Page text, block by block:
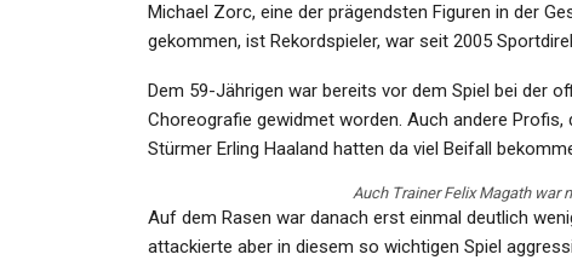
Michael Zorc, eine der prägendsten Figuren in der
gekommen, ist Rekordspieler, war seit 2005
Dem 59-Jährigen war bereits vor dem Spiel bei der
Choreografie gewidmet worden. Auch andere
Stürmer Erling Haaland hatten da viel Beifall
Auch Trainer Felix Magath war
Auf dem Rasen war danach erst einmal deutlich
attackierte aber in diesem so wichtigen Spiel